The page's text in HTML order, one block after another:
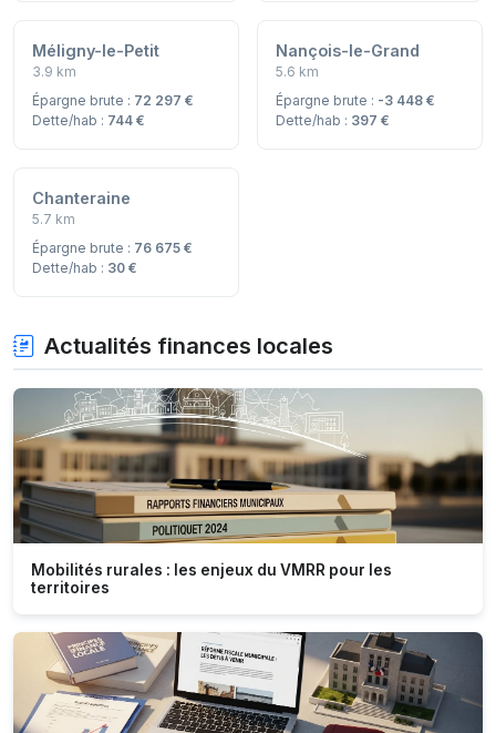
Méligny-le-Petit
3.9 km
Épargne brute : 72 297 €
Dette/hab : 744 €
Nançois-le-Grand
5.6 km
Épargne brute : -3 448 €
Dette/hab : 397 €
Chanteraine
5.7 km
Épargne brute : 76 675 €
Dette/hab : 30 €
Actualités finances locales
Mobilités rurales : les enjeux du VMRR pour les
territoires